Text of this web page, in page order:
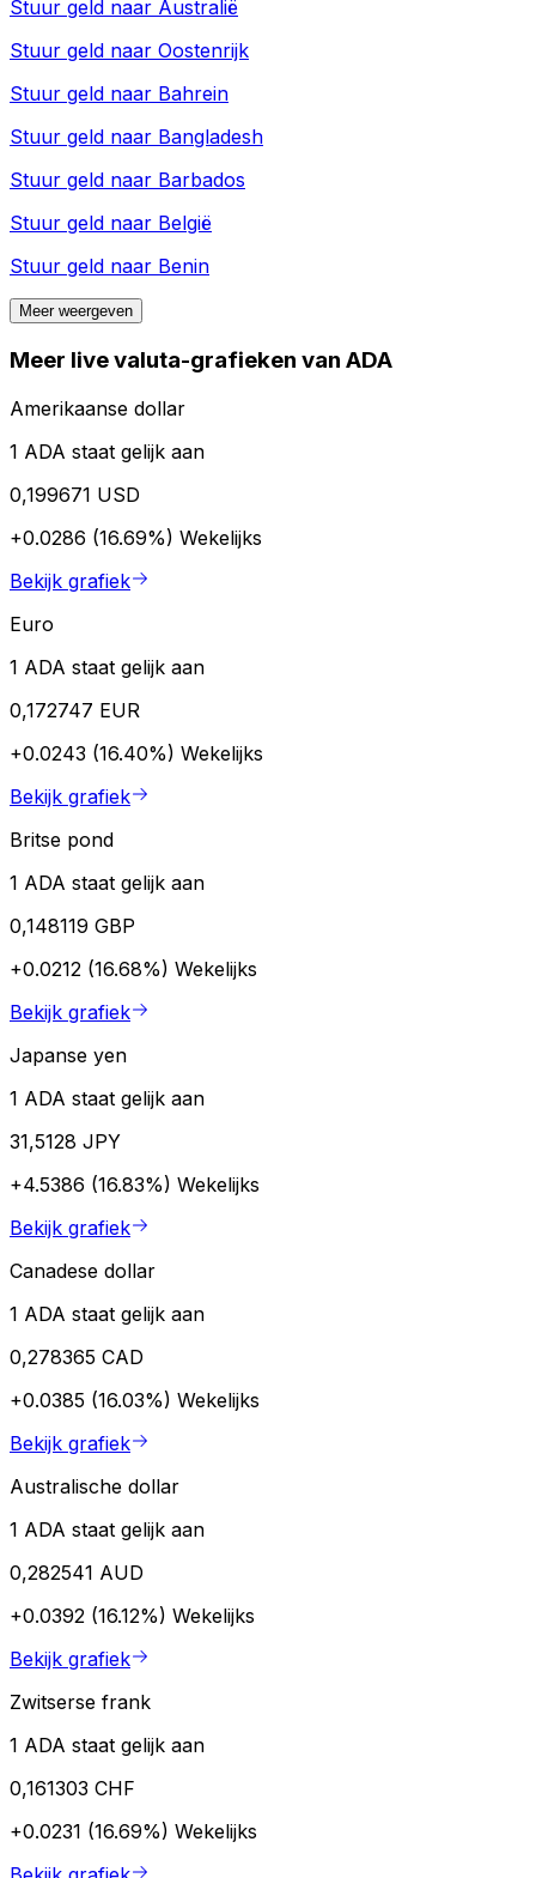
Stuur geld naar Australië
Stuur geld naar Oostenrijk
Stuur geld naar Bahrein
Stuur geld naar Bangladesh
Stuur geld naar Barbados
Stuur geld naar België
Stuur geld naar Benin
Meer weergeven
Meer live valuta-grafieken van ADA
Amerikaanse dollar
1 ADA staat gelijk aan
0,199671 USD
+0.0286 (16.69%) Wekelijks
Bekijk grafiek
Euro
1 ADA staat gelijk aan
0,172747 EUR
+0.0243 (16.40%) Wekelijks
Bekijk grafiek
Britse pond
1 ADA staat gelijk aan
0,148119 GBP
+0.0212 (16.68%) Wekelijks
Bekijk grafiek
Japanse yen
1 ADA staat gelijk aan
31,5128 JPY
+4.5386 (16.83%) Wekelijks
Bekijk grafiek
Canadese dollar
1 ADA staat gelijk aan
0,278365 CAD
+0.0385 (16.03%) Wekelijks
Bekijk grafiek
Australische dollar
1 ADA staat gelijk aan
0,282541 AUD
+0.0392 (16.12%) Wekelijks
Bekijk grafiek
Zwitserse frank
1 ADA staat gelijk aan
0,161303 CHF
+0.0231 (16.69%) Wekelijks